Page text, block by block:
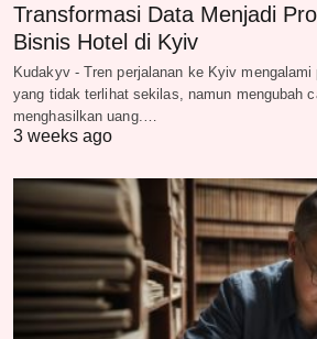
Transformasi Data Menjadi
Bisnis Hotel di Kyiv
Kudakyv - Tren perjalanan ke Kyiv mengalami
yang tidak terlihat sekilas, namun mengubah
menghasilkan uang.…
3 weeks ago